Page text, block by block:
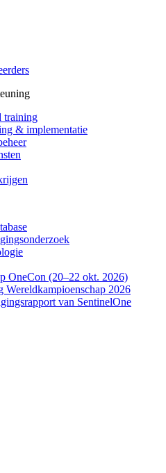
training
& implementatie
OneCon (20–22 okt. 2026)
Wereldkampioenschap 2026
van SentinelOne